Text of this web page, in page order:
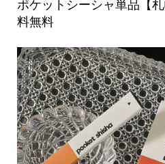
ポケットシーシャ単品【
料無料